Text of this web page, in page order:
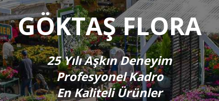
GÖKTAŞ FLORA
25 Yılı Aşkın Deneyim
Profesyonel Kadro
En Kaliteli Ürünler